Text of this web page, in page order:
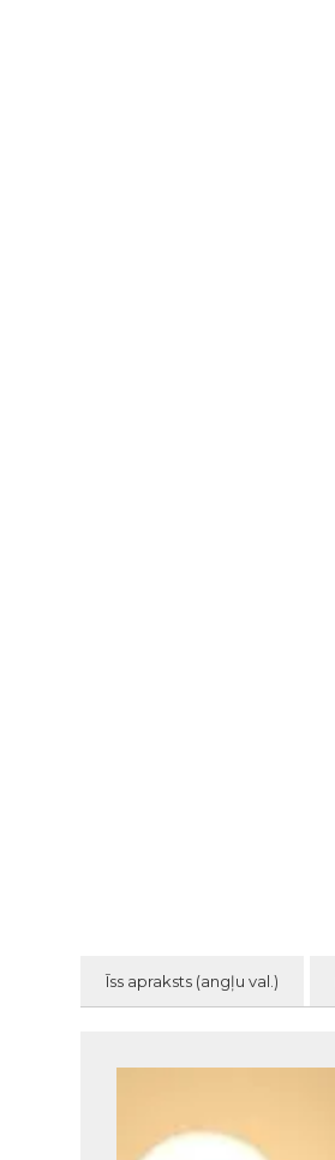
Īss apraksts (angļu val.)